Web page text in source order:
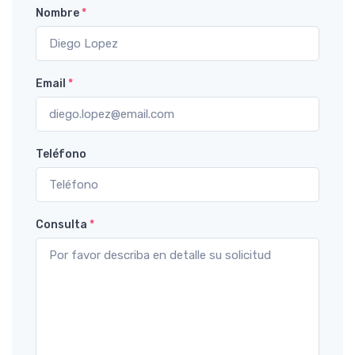
Nombre*
Email *
Teléfono
Consulta *